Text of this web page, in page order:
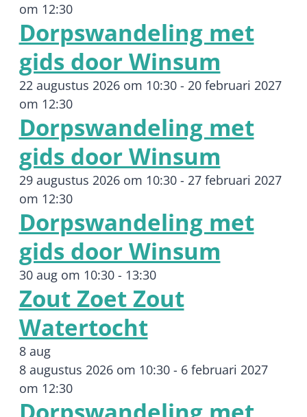
om 12:30
Dorpswandeling met
gids door Winsum
22 augustus 2026 om 10:30- 20 februari 2027
om 12:30
Dorpswandeling met
gids door Winsum
29 augustus 2026 om 10:30- 27 februari 2027
om 12:30
Dorpswandeling met
gids door Winsum
30 aug om 10:30- 13:30
Zout Zoet Zout
Watertocht
8 aug
8 augustus 2026 om 10:30- 6 februari 2027
om 12:30